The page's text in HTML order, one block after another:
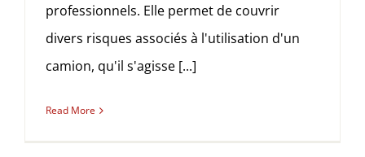
professionnels. Elle permet de couvrir
divers risques associés à l'utilisation d'un
camion, qu'il s'agisse [...]
Read More